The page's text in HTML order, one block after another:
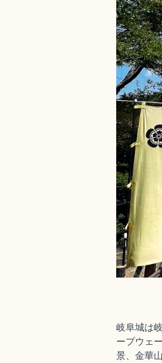
岐阜城は
ープウェ
景、金華